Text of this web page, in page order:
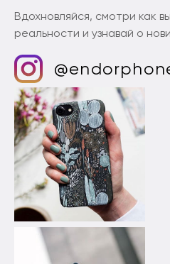
Вдохновляйся, смотри как
реальности и узнавай о